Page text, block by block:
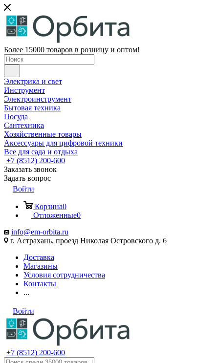
Более 15000 товаров в розницу и оптом!
Электрика и свет
Инструмент
Электроинструмент
Бытовая техника
Посуда
Сантехника
Хозяйственные товары
Аксессуары для цифровой техники
Все для сада и отдыха
+7 (8512) 200-600
Заказать звонок
Задать вопрос
Войти
Корзина0
Отложенные0
info@em-orbita.ru
г. Астрахань, проезд Николая Островского д. 6
Доставка
Магазины
Условия сотрудничества
Контакты
...
Войти
+7 (8512) 200-600